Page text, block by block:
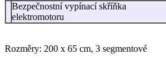
Bezpečnostní vypínací skříňka
elektromotoru
Rozměry: 200 x 65 cm, 3 segmentové